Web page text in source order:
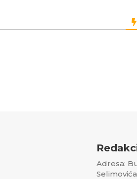
Adresa:
Selimovića